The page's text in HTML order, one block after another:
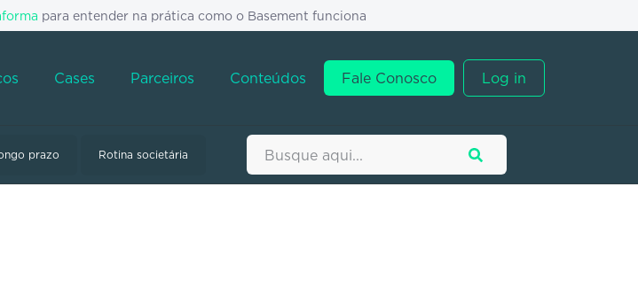
para entender na prática como o Basement funciona
Cases Parceiros Conteúdos Fale Conosco Log in
prazo Rotina societária